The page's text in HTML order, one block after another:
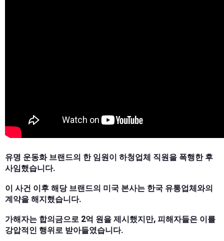
유명 운동화 브랜드의 한 임원이 하청업체 직원을 폭행한 후
사임했습니다.
이 사건 이후 해당 브랜드의 미국 본사는 한국 유통업체와의
계약을 해지했습니다.
가해자는 합의금으로 2억 원을 제시했지만, 피해자들은 이를
강압적인 행위로 받아들였습니다.